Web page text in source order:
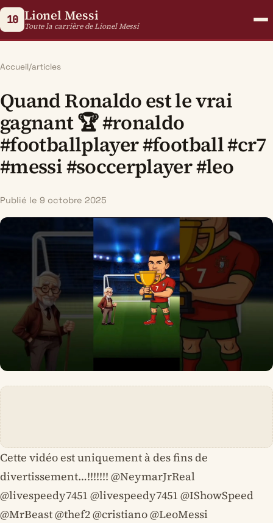
10 Lionel Messi
Toute la carrière de Lionel Messi
Accueil/articles
Quand Ronaldo est le vrai
gagnant 🏆 #ronaldo
#footballplayer #football #cr7
#messi #soccerplayer #leo
Publié le 9 octobre 2025
Cette vidéo est uniquement à des fins de
divertissement…!!!!!!! @NeymarJrReal
@livespeedy7451 @livespeedy7451 @IShowSpeed ​​
@MrBeast @thef2 @cristiano @LeoMessi